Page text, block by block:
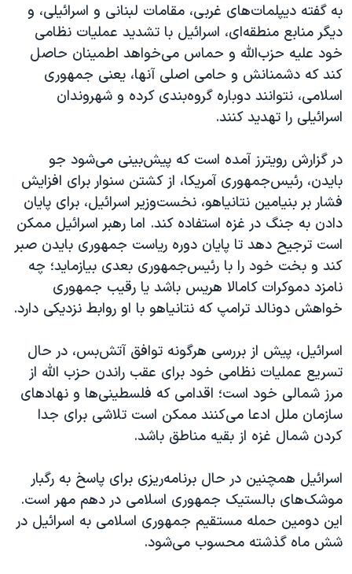
به گفته دیپلمات‌های غربی، مقامات لبنانی و اسرائیلی، و
دیگر منابع منطقه‌ای، اسرائیل با تشدید عملیات نظامی
خود علیه حزب‌الله و حماس می‌خواهد اطمینان حاصل
کند که دشمنانش و حامی اصلی آنها، یعنی جمهوری
اسلامی، نتوانند دوباره گروه‌بندی کرده و شهروندان
اسرائیلی را تهدید کنند.
در گزارش رویترز آمده است که پیش‌بینی می‌شود جو
بایدن، رئیس‌جمهوری آمریکا، از کشتن سنوار برای افزایش
فشار بر بنیامین نتانیاهو، نخست‌وزیر اسرائیل، برای پایان
دادن به جنگ در غزه استفاده کند. اما رهبر اسرائیل ممکن
است ترجیح دهد تا پایان دوره ریاست جمهوری بایدن صبر
کند و بخت خود را با رئیس‌جمهوری بعدی بیازماید؛ چه
نامزد دموکرات کامالا هریس باشد یا رقیب جمهوری
خواهش دونالد ترامپ که نتانیاهو با او روابط نزدیکی دارد.
اسرائیل، پیش از بررسی هرگونه توافق آتش‌بس، در حال
تسریع عملیات نظامی خود برای عقب راندن حزب الله از
مرز شمالی خود است؛ اقدامی که فلسطینی‌ها و نهادهای
سازمان ملل ادعا می‌کنند ممکن است تلاشی برای جدا
کردن شمال غزه از بقیه مناطق باشد.
اسرائیل همچنین در حال برنامه‌ریزی برای پاسخ به رگبار
موشک‌های بالستیک جمهوری‌ اسلامی در دهم مهر است.
این دومین حمله مستقیم جمهوری اسلامی به اسرائیل در
شش ماه گذشته محسوب می‌شود.